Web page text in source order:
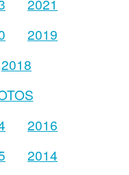
2021
2019
2018
2016
2014